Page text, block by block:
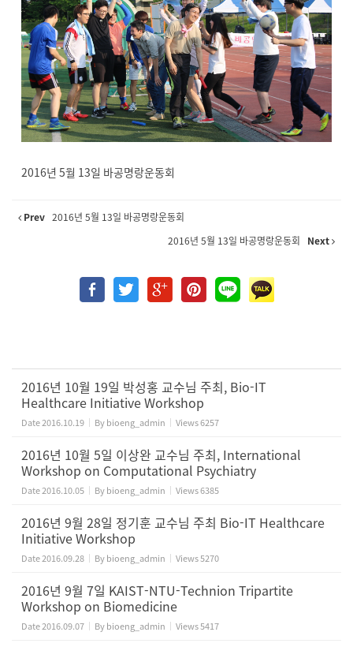
2016년 5월 13일 바공명랑운동회
Prev 2016년 5월 13일 바공명랑운동회
2016년 5월 13일 바공명랑운동회
Next
2016년 10월 19일 박성홍 교수님 주최, Bio-IT
Healthcare Initiative Workshop
Date2016.10.19 Bybioeng_admin Views6257
2016년 10월 5일 이상완 교수님 주최, International
Workshop on Computational Psychiatry
Date2016.10.05 Bybioeng_admin Views6385
2016년 9월 28일 정기훈 교수님 주최 Bio-IT Healthcare
Initiative Workshop
Date2016.09.28 Bybioeng_admin Views5270
2016년 9월 7일 KAIST-NTU-Technion Tripartite
Workshop on Biomedicine
Date2016.09.07 Bybioeng_admin Views5417